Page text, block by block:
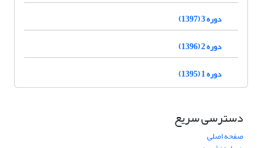
دوره 3 (1397)
دوره 2 (1396)
دوره 1 (1395)
دسترسی سریع
صفحه اصلی